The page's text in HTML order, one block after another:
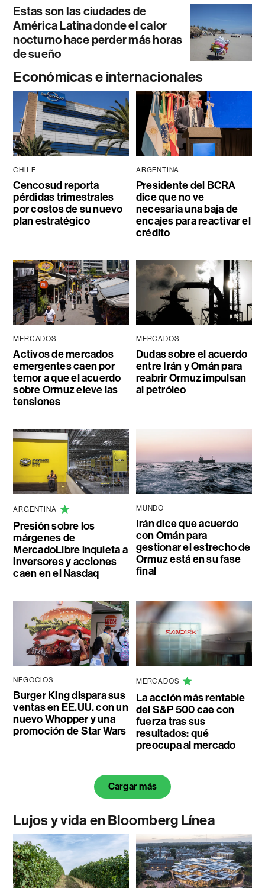
Estas son las ciudades de
América Latina donde el calor
nocturno hace perder más horas
de sueño
Económicas e internacionales
CHILE
Cencosud reporta
pérdidas trimestrales
por costos de su nuevo
plan estratégico
ARGENTINA
Presidente del BCRA
dice que no ve
necesaria una baja de
encajes para reactivar el
crédito
MERCADOS
Activos de mercados
emergentes caen por
temor a que el acuerdo
sobre Ormuz eleve las
tensiones
MERCADOS
Dudas sobre el acuerdo
entre Irán y Omán para
reabrir Ormuz impulsan
al petróleo
ARGENTINA
Presión sobre los
márgenes de
MercadoLibre inquieta a
inversores y acciones
caen en el Nasdaq
MUNDO
Irán dice que acuerdo
con Omán para
gestionar el estrecho de
Ormuz está en su fase
final
NEGOCIOS
Burger King dispara sus
ventas en EE.UU. con un
nuevo Whopper y una
promoción de Star Wars
MERCADOS
La acción más rentable
del S&P 500 cae con
fuerza tras sus
resultados: qué
preocupa al mercado
Cargar más
Lujos y vida en Bloomberg Línea